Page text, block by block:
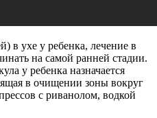
в ухе у ребенка, лечение в
на самой ранней стадии.
у ребенка назначается
в очищении зоны вокруг
с риванолом, водкой